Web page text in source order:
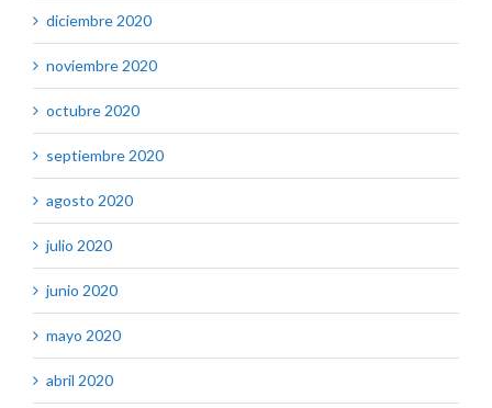
diciembre 2020
noviembre 2020
octubre 2020
septiembre 2020
agosto 2020
julio 2020
junio 2020
mayo 2020
abril 2020